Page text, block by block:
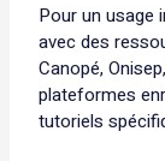
Pour un usage
avec des
Canopé,
plateformes
tutoriels